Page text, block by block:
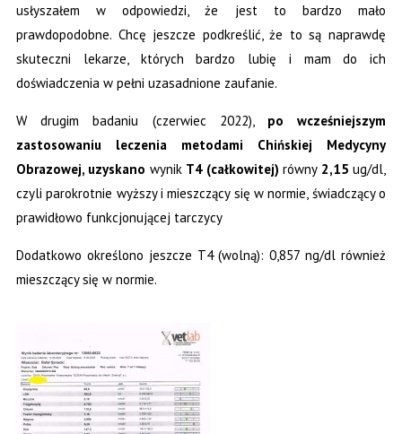
usłyszałem w odpowiedzi, że jest to bardzo mało
prawdopodobne. Chcę jeszcze podkreślić, że to są naprawdę
skuteczni lekarze, których bardzo lubię i mam do ich
doświadczenia w pełni uzasadnione zaufanie.
W drugim badaniu (czerwiec 2022), po wcześniejszym
zastosowaniu leczenia metodami Chińskiej Medycyny
Obrazowej, uzyskano wynik T4 (całkowitej) równy 2,15ug/dl,
czyli parokrotnie wyższy i mieszczący się w normie, świadczący o
prawidłowo funkcjonującej tarczycy
Dodatkowo określono jeszcze T4 (wolną): 0,857 ng/dl również
mieszczący się w normie.